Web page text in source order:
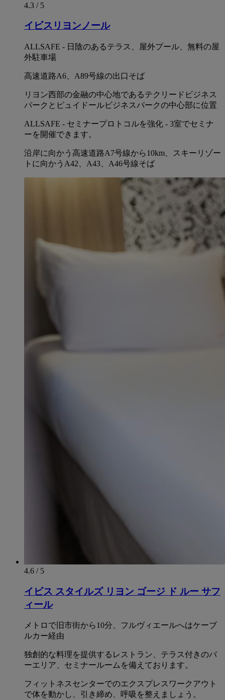
4.3 / 5
イビスリヨンノール
ALLSAFE - 日陰のあるテラス、屋外プール、無料の屋
外駐車場
高速道路A6、A89号線の出口そば
リヨン西部の金融の中心地であるテクリードビジネス
パークとピュイドールビジネスパークの中心部に位置
ALLSAFE - セミナープロトコルを強化 - 3室でセミナ
ーを開催できます。
沿岸に向かう高速道路A7号線から10km、スキーリゾー
トに向かうA42、A43、A46号線そば
4.6 / 5
イビス スタイルズ リヨン ゴージ ド ルー サフ
ィール
メトロで旧市街から10分、フルヴィエールへはケーブ
ルカー経由
独創的な料理を提供するレストラン、テラス付きのバ
ーエリア、セミナールームを備えております。
フィットネスセンターでのエクスプレスワークアウト
で体を動かし、引き締め、呼吸を整えましょう。